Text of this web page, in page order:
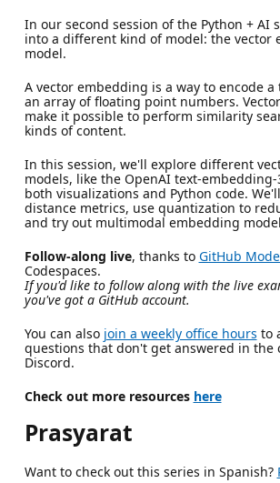
In our second session of the Python + AI
into a different kind of model: the vector
model.
A vector embedding is a way to encode a
an array of floating point numbers.
make it possible to perform similarity
kinds of content.
In this session, we'll explore different
models, like the OpenAI text-
both visualizations and Python code.
distance metrics, use quantization to
and try out multimodal embedding
Follow-along live, thanks to GitHub
Codespaces.
If you'd like to follow along with the live
you've got a GitHub account.
You can also join a weekly office hours to
questions that don't get answered in the
Discord.
Check out more resources here
Prasyarat
Want to check out this series in Spanish?